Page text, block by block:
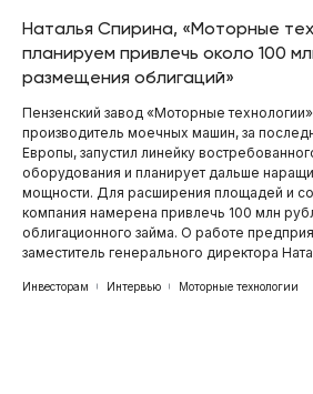
Наталья Спирина, «Моторные
планируем привлечь около 100
размещения облигаций»
Пензенский завод «Моторные
производитель моечных машин, за
Европы, запустил линейку
оборудования и планирует дальше
мощности. Для расширения площадей и
компания намерена привлечь 100 млн
облигационного займа. О работе
заместитель генерального директора
Инвесторам Интервью Моторные технологии